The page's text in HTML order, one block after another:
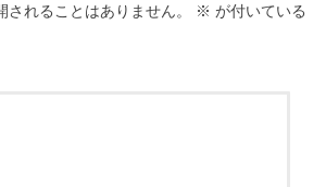
されることはありません。 ※ が付いている